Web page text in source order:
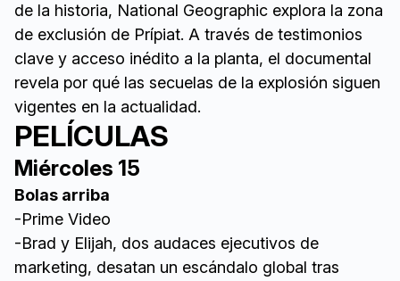
de la historia, National Geographic explora la zona
de exclusión de Prípiat. A través de testimonios
clave y acceso inédito a la planta, el documental
revela por qué las secuelas de la explosión siguen
vigentes en la actualidad.
PELÍCULAS
Miércoles 15
Bolas arriba
-Prime Video
-Brad y Elijah, dos audaces ejecutivos de
marketing, desatan un escándalo global tras